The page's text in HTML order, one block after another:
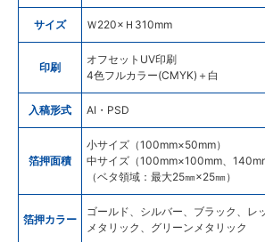
サイズ Ｗ220×Ｈ310mm
印刷
オフセットUV印刷
4色フルカラー(CMYK)＋白
入稿形式 AI・PSD
箔押面積
小サイズ（100mm×50mm）
中サイズ（100mm×100mm、
（ベタ領域：最大25㎜×25㎜）
箔押カラー
ゴールド、シルバー、ブラック、レ
メタリック、グリーンメタリック